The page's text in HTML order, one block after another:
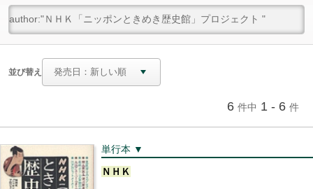
並び替え
6 件中 1 - 6 件
単行本 ▼
ＮＨＫ